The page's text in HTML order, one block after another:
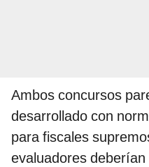
Ambos concursos
desarrollado con
para fiscales
evaluadores